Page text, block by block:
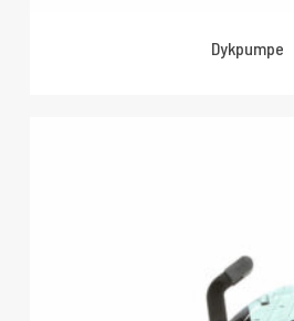
Dykpumpe